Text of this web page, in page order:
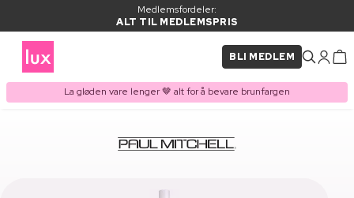
Medlemsfordeler:
ALT TIL MEDLEMSPRIS
BLI MEDLEM
La gløden vare lenger 🤎 alt for å bevare brunfargen